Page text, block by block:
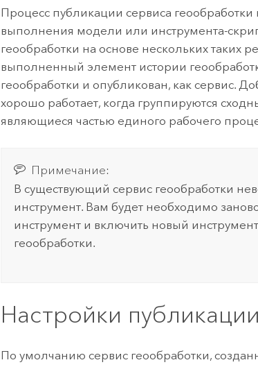
Процесс публикации сервиса геообработки
выполнения модели или инструмента-
геообработки на основе нескольких таких
выполненный элемент истории
геообработки и опубликован, как сервис.
хорошо работает, когда группируются
являющиеся частью единого рабочего
Примечание:
В существующий сервис геообработки
инструмент. Вам будет необходимо
инструмент и включить новый
геообработки.
Настройки публикации
По умолчанию сервис геообработки,